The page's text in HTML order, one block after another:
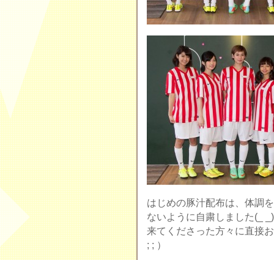
はじめの豚汁配布は、体調
ないように自粛しました(_
来てくださった方々に直接
; ; ）